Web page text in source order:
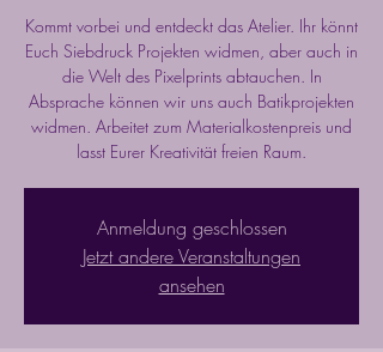
Kommt vorbei und entdeckt das Atelier. Ihr könnt
Euch Siebdruck Projekten widmen, aber auch in
die Welt des Pixelprints abtauchen. In
Absprache können wir uns auch Batikprojekten
widmen. Arbeitet zum Materialkostenpreis und
lasst Eurer Kreativität freien Raum.
Anmeldung geschlossen
Jetzt andere Veranstaltungen
ansehen